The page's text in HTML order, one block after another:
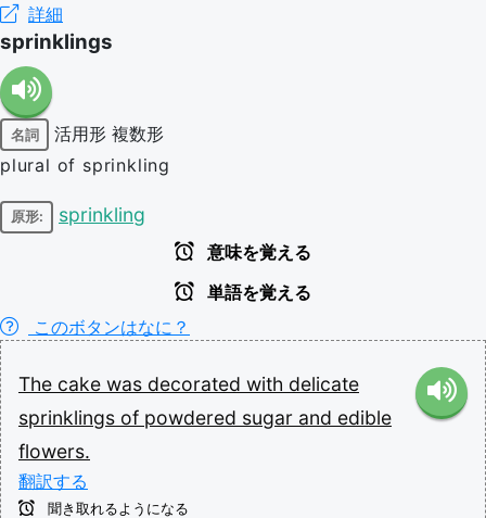
詳細
sprinklings
名詞 活用形 複数形
plural of sprinkling
原形: sprinkling
意味を覚える
単語を覚える
このボタンはなに？
The cake was decorated with delicate
sprinklings of powdered sugar and edible
flowers.
翻訳する
聞き取れるようになる